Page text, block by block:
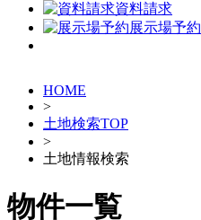
資料請求
展示場予約
HOME
>
土地検索TOP
>
土地情報検索
物件一覧